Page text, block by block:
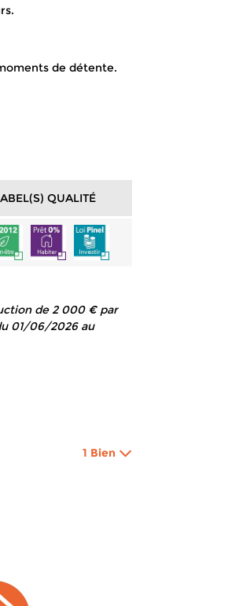
de détente.
QUALITÉ
de 2 000 € par
01/06/2026 au
1 Bien